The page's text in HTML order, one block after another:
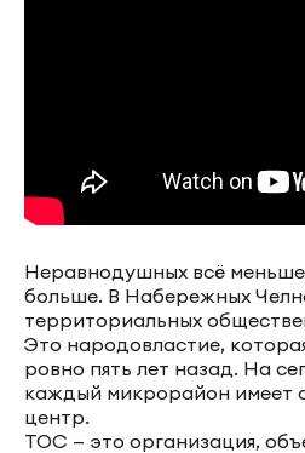
Неравнодушных всё
больше. В Набережных
территориальных
Это народовластие,
ровно пять лет назад. На
каждый микрорайон имеет
центр.
ТОС — это организация,